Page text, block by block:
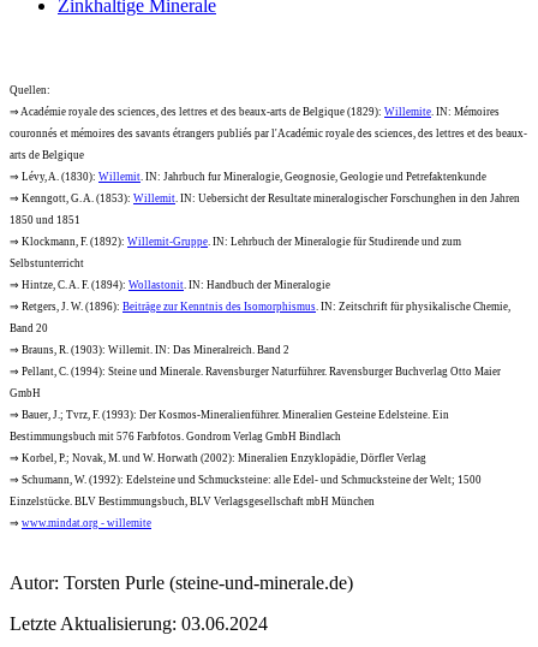
Zinkhaltige Minerale
Quellen:
⇒ Académie royale des sciences, des lettres et des beaux-arts de Belgique (1829): Willemite. IN: Mémoires
couronnés et mémoires des savants étrangers publiés par l'Académic royale des sciences, des lettres et des beaux-
arts de Belgique
⇒ Lévy, A. (1830): Willemit. IN: Jahrbuch fur Mineralogie, Geognosie, Geologie und Petrefaktenkunde
⇒ Kenngott, G. A. (1853): Willemit. IN: Uebersicht der Resultate mineralogischer Forschunghen in den Jahren
1850 und 1851
⇒ Klockmann, F. (1892): Willemit-Gruppe. IN: Lehrbuch der Mineralogie für Studirende und zum
Selbstunterricht
⇒ Hintze, C. A. F. (1894): Wollastonit. IN: Handbuch der Mineralogie
⇒ Retgers, J. W. (1896): Beiträge zur Kenntnis des Isomorphismus. IN: Zeitschrift für physikalische Chemie,
Band 20
⇒ Brauns, R. (1903): Willemit. IN: Das Mineralreich. Band 2
⇒ Pellant, C. (1994): Steine und Minerale. Ravensburger Naturführer. Ravensburger Buchverlag Otto Maier
GmbH
⇒ Bauer, J.; Tvrz, F. (1993): Der Kosmos-Mineralienführer. Mineralien Gesteine Edelsteine. Ein
Bestimmungsbuch mit 576 Farbfotos. Gondrom Verlag GmbH Bindlach
⇒ Korbel, P.; Novak, M. und W. Horwath (2002): Mineralien Enzyklopädie, Dörfler Verlag
⇒ Schumann, W. (1992): Edelsteine und Schmucksteine: alle Edel- und Schmucksteine der Welt; 1500
Einzelstücke. BLV Bestimmungsbuch, BLV Verlagsgesellschaft mbH München
⇒ www.mindat.org - willemite
Autor: Torsten Purle (steine-und-minerale.de)
Letzte Aktualisierung: 03.06.2024